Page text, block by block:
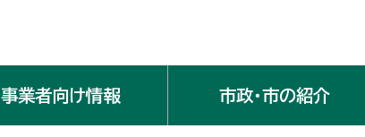
事業者向け情報 市政・市の紹介